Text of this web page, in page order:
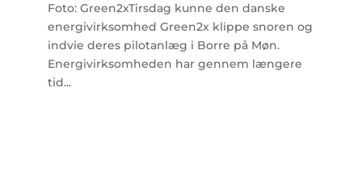
Foto: Green2xTirsdag kunne den danske
energivirksomhed Green2x klippe snoren og
indvie deres pilotanlæg i Borre på Møn.
Energivirksomheden har gennem længere
tid...